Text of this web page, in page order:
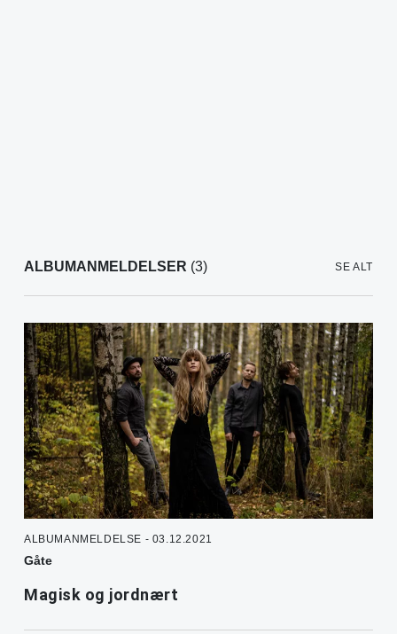
ALBUMANMELDELSER (3) SE ALT
ALBUMANMELDELSE - 03.12.2021
Gåte
Magisk og jordnært